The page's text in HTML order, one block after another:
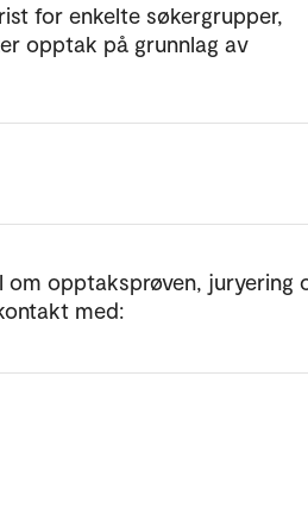
for enkelte søkergrupper,
opptak på grunnlag av
om opptaksprøven, juryering
med: